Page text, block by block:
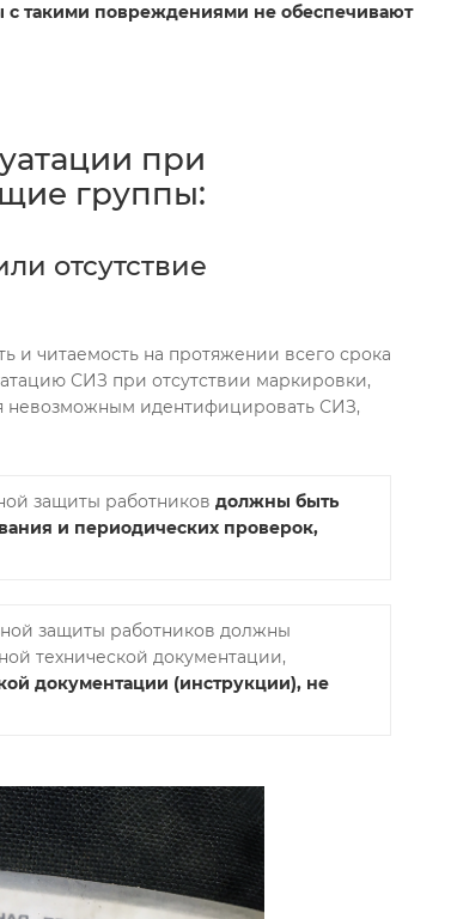
с такими повреждениями не обеспечивают
при
группы:
отсутствие
и читаемость на протяжении всего срока
СИЗ при отсутствии маркировки,
невозможным идентифицировать СИЗ,
защиты работников должны быть
и периодических проверок,
защиты работников должны
технической документации,
документации (инструкции), не